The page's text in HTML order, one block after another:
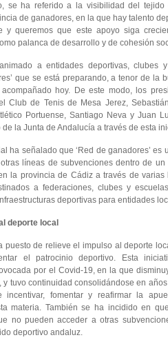
se ha referido a la visibilidad del
de ganadores, en la que hay talento
y queremos que este apoyo siga
palanca de desarrollo y de cohesión
a entidades deportivas, clubes
que se está preparando, a tenor de la
hoy. De este modo, los
Club de Tenis de Mesa Jerez,
Portuense, Santiago Neva y Juan
la Junta de Andalucía a través de esta
ha señalado que ‘Red de ganadores’
líneas de subvenciones dentro de
la provincia de Cádiz a través de
a federaciones, clubes y
deportivas para entidades
deporte local
de relieve el impulso al deporte
el patrocinio deportivo. Esta
por el Covid-19, en la que
y tuvo continuidad consolidándose en
fomentar y reafirmar la
materia. También se ha incidido en
no pueden acceder a otras
deportivo andaluz.